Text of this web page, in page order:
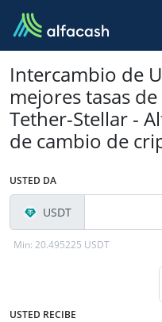
Intercambio de
mejores tasas
Tether-Stellar -
de cambio de
USTED DA
USDT
Min: 20.495225 USDT
USTED RECIBE